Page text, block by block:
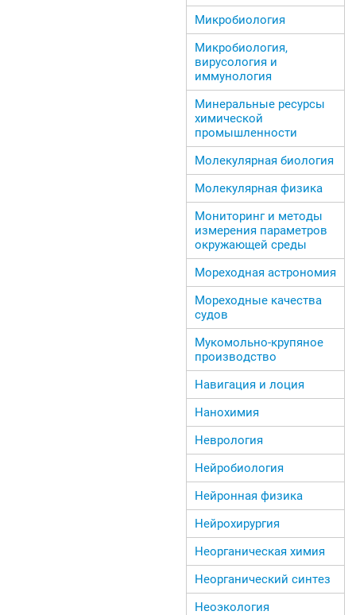
Микробиология
Микробиология,
вирусология и
иммунология
Минеральные ресурсы
химической
промышленности
Молекулярная биология
Молекулярная физика
Мониторинг и методы
измерения параметров
окружающей среды
Мореходная астрономия
Мореходные качества
судов
Мукомольно-крупяное
производство
Навигация и лоция
Нанохимия
Неврология
Нейробиология
Нейронная физика
Нейрохирургия
Неорганическая химия
Неорганический синтез
Неоэкология